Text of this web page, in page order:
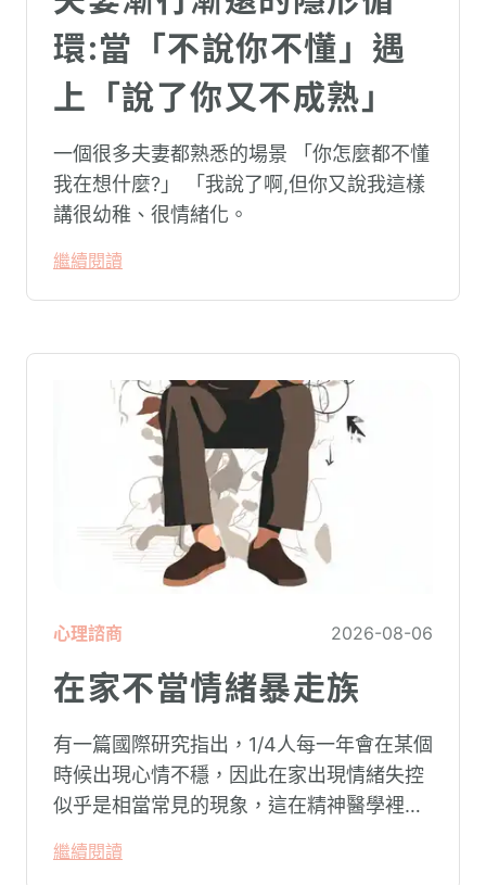
環:當「不說你不懂」遇
上「說了你又不成熟」
一個很多夫妻都熟悉的場景 「你怎麼都不懂
我在想什麼?」 「我說了啊,但你又說我這樣
講很幼稚、很情緒化。
繼續閱讀
心理諮商 2026-08-06
在家不當情緒暴走族
有一篇國際研究指出，1/4人每一年會在某個
時候出現心情不穩，因此在家出現情緒失控
似乎是相當常見的現象，這在精神醫學裡不
系統在長久使用之下，突然在某一次需要處
繼續閱讀